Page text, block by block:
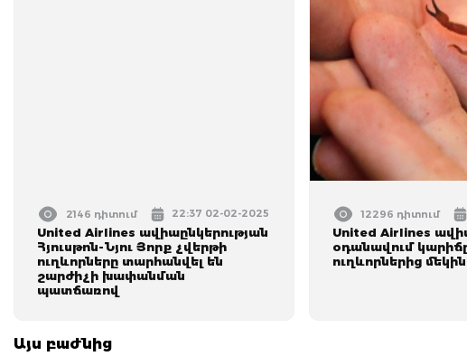
2146 դիտում 22:37 02-02-2025
United Airlines ավիաընկերության
Հյուսթոն-Նյու Յորք չվերթի
ուղևորները տարհանվել են
շարժիչի խափանման
պատճառով
12296 դիտում
United Airlines
օդանավում
ուղևորներից մեկին
Այս բաժնից